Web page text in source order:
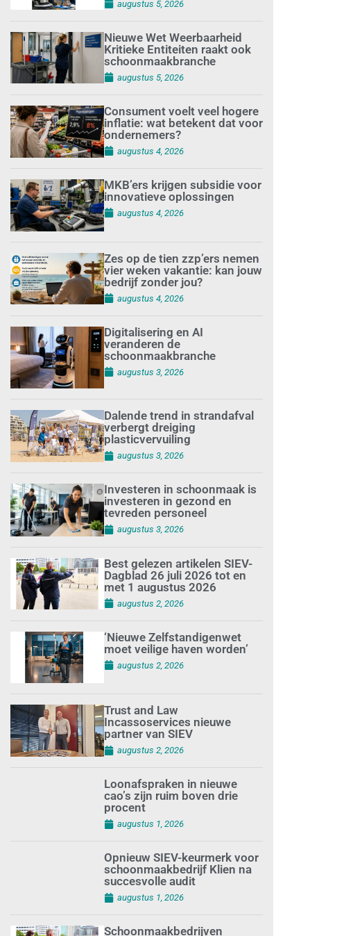
augustus 5, 2026
Nieuwe Wet Weerbaarheid
Kritieke Entiteiten raakt ook
schoonmaakbranche
augustus 5, 2026
Consument voelt veel hogere
inflatie: wat betekent dat voor
ondernemers?
augustus 4, 2026
MKB’ers krijgen subsidie voor
innovatieve oplossingen
augustus 4, 2026
Zes op de tien zzp’ers nemen
vier weken vakantie: kan jouw
bedrijf zonder jou?
augustus 4, 2026
Digitalisering en AI
veranderen de
schoonmaakbranche
augustus 3, 2026
Dalende trend in strandafval
verbergt dreiging
plasticvervuiling
augustus 3, 2026
Investeren in schoonmaak is
investeren in gezond en
tevreden personeel
augustus 3, 2026
Best gelezen artikelen SIEV-
Dagblad 26 juli 2026 tot en
met 1 augustus 2026
augustus 2, 2026
‘Nieuwe Zelfstandigenwet
moet veilige haven worden’
augustus 2, 2026
Trust and Law
Incassoservices nieuwe
partner van SIEV
augustus 2, 2026
Loonafspraken in nieuwe
cao’s zijn ruim boven drie
procent
augustus 1, 2026
Opnieuw SIEV-keurmerk voor
schoonmaakbedrijf Klien na
succesvolle audit
augustus 1, 2026